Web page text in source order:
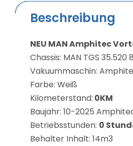
Beschreibung
NEU MAN Amphitec
Chassis: MAN TGS 35.520
Vakuummaschin:
Farbe: Weiß
Kilometerstand: 0KM
Baujahr: 10-2025
Betriebsstunden: 0
Behalter Inhalt: 14m3